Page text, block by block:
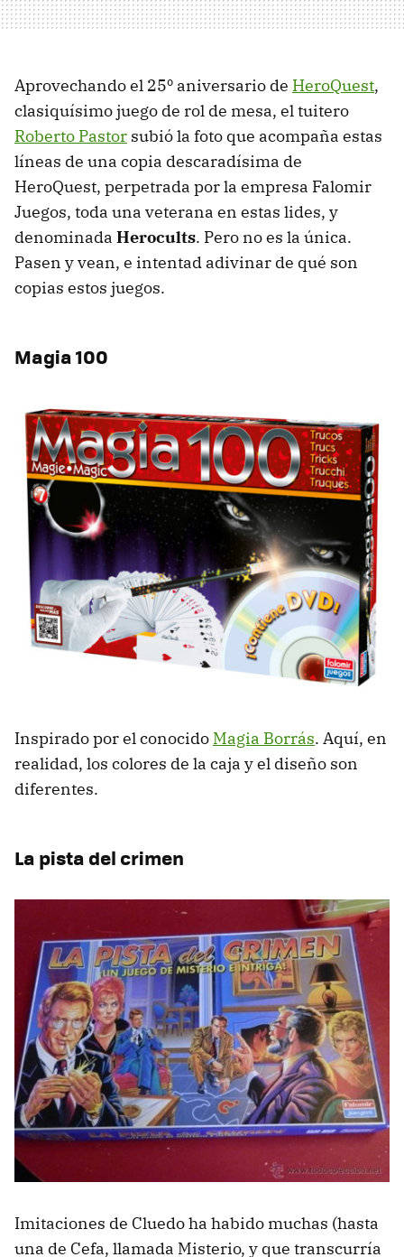
Aprovechando el 25º aniversario de HeroQuest,
clasiquísimo juego de rol de mesa, el tuitero
Roberto Pastor subió la foto que acompaña estas
líneas de una copia descaradísima de
HeroQuest, perpetrada por la empresa Falomir
Juegos, toda una veterana en estas lides, y
denominada Herocults. Pero no es la única.
Pasen y vean, e intentad adivinar de qué son
copias estos juegos.
Magia 100
Inspirado por el conocido Magia Borrás. Aquí, en
realidad, los colores de la caja y el diseño son
diferentes.
La pista del crimen
Imitaciones de Cluedo ha habido muchas (hasta
una de Cefa, llamada Misterio, y que transcurría